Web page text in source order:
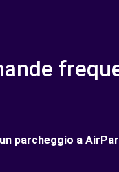
parcheggio a